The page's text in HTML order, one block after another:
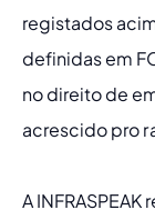
registados
definidas em
no direito de
acrescidopro
A